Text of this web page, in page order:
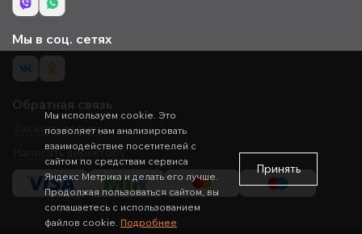
Мы в соц. сетях
Обратная связь
Заказать звонок
Написать директору
Мы используем cookie. Это
позволяет нам анализировать
взаимодействие посетителей с
сайтом по средствам сервиса
Яндекс Метрика и делать его лучше.
Продолжая пользоваться сайтом, вы
соглашаетесь с использованием
файлов cookie. Подробнее
Принять